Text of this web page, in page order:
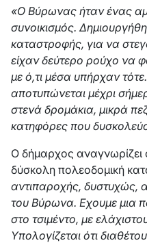
«Ο Βύρωνας ήταν ένας
συνοικισμός.
καταστροφής, για να
είχαν δεύτερο ρούχο να
με ό,τι μέσα υπήρχαν
αποτυπώνεται μέχρι
στενά δρομάκια, μικρά
κατηφόρες που
Ο δήμαρχος αναγνωρίζει
δύσκολη πολεοδομική
αντιπαροχής, δυστυχώς,
του Βύρωνα. Εχουμε μια
στο τσιμέντο, με
Υπολογίζεται ότι